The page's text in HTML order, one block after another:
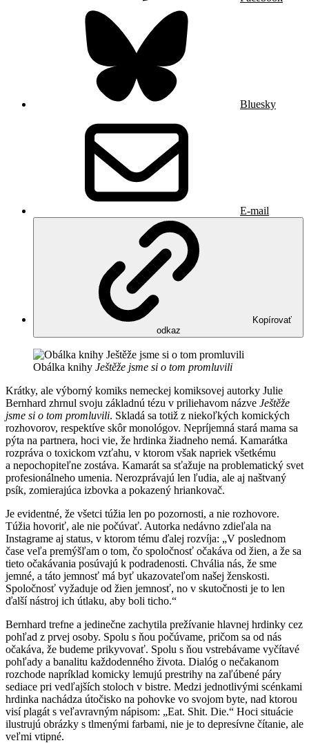
Bluesky
E-mail
Kopírovať
odkaz
Obálka knihy Ještěže jsme si o tom promluvili
Krátky, ale výborný komiks nemeckej komiksovej autorky Julie
Bernhard zhrnul svoju základnú tézu v priliehavom názve Ještěže
jsme si o tom promluvili. Skladá sa totiž z niekoľkých komických
rozhovorov, respektíve skôr monológov. Nepríjemná stará mama sa
pýta na partnera, hoci vie, že hrdinka žiadneho nemá. Kamarátka
rozpráva o toxickom vzťahu, v ktorom však napriek všetkému
a nepochopiteľne zostáva. Kamarát sa sťažuje na problematický svet
profesionálneho umenia. Nerozprávajú len ľudia, ale aj naštvaný
psík, zomierajúca izbovka a pokazený hriankovač.
Je evidentné, že všetci túžia len po pozornosti, a nie rozhovore.
Túžia hovoriť, ale nie počúvať. Autorka nedávno zdieľala na
Instagrame aj status, v ktorom tému ďalej rozvíja: „V poslednom
čase veľa premýšľam o tom, čo spoločnosť očakáva od žien, a že sa
tieto očakávania posúvajú k podradenosti. Chvália nás, že sme
jemné, a táto jemnosť má byť ukazovateľom našej ženskosti.
Spoločnosť vyžaduje od žien jemnosť, no v skutočnosti je to len
ďalší nástroj ich útlaku, aby boli ticho.“
Bernhard trefne a jedinečne zachytila prežívanie hlavnej hrdinky cez
pohľad z prvej osoby. Spolu s ňou počúvame, pričom sa od nás
očakáva, že budeme prikyvovať. Spolu s ňou vstrebávame vyčítavé
pohľady a banalitu každodenného života. Dialóg o nečakanom
rozchode napríklad komicky lemujú prestrihy na zaľúbené páry
sediace pri vedľajších stoloch v bistre. Medzi jednotlivými scénkami
hrdinka nachádza útočisko na pohovke vo svojom byte, nad ktorou
visí plagát s veľavravným nápisom: „Eat. Shit. Die.“ Hoci situácie
ilustrujú obrázky s tlmenými farbami, nie je to depresívne čítanie, ale
veľmi vtipné.